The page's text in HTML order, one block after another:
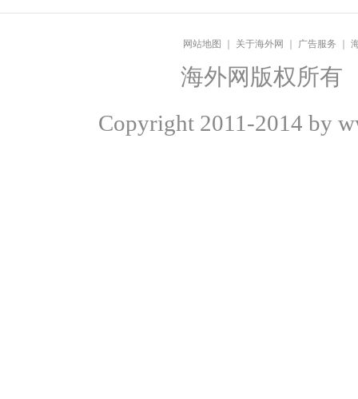
网站地图 关于海外网 广告服务
海外网版权所有
Copyright 2011-2014 by